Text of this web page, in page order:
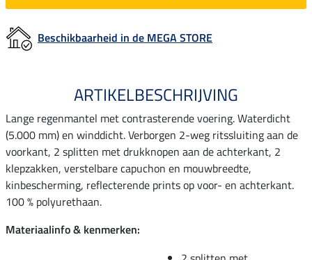
Beschikbaarheid in de MEGA STORE
ARTIKELBESCHRIJVING
Lange regenmantel met contrasterende voering. Waterdicht
(5.000 mm) en winddicht. Verborgen 2-weg ritssluiting aan de
voorkant, 2 splitten met drukknopen aan de achterkant, 2
klepzakken, verstelbare capuchon en mouwbreedte,
kinbescherming, reflecterende prints op voor- en achterkant.
100 % polyurethaan.
Materiaalinfo & kenmerken: